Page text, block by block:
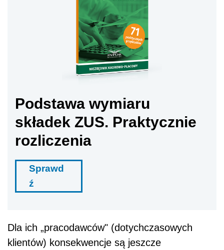
Podstawa wymiaru
składek ZUS. Praktycznie
rozliczenia
Sprawd
ź
Dla ich „pracodawców" (dotychczasowych
klientów) konsekwencje są jeszcze